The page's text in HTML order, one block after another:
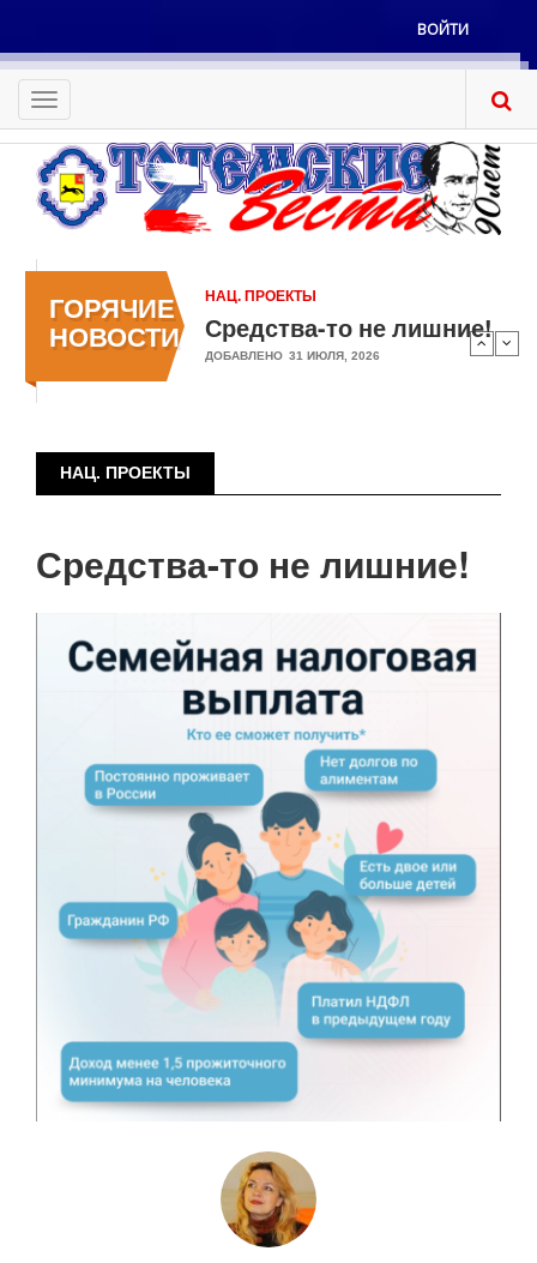
основному
содержанию
Меню
учётной
записи
пользователя
ВОЙТИ
Toggle
navigation
ГОРЯЧИЕ
НОВОСТИ
НАЦ. ПРОЕКТЫ
Средства-то не лишние!
ДОБАВЛЕНО 31 ИЮЛЯ, 2026
НАЦ. ПРОЕКТЫ
Средства-то не лишние!
страниц